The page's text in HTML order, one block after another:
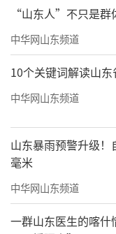
“山东人”不只是群
中华网山东频道
10个关键词解读山
中华网山东频道
山东暴雨预警升级
毫米
中华网山东频道
一群山东医生的喀